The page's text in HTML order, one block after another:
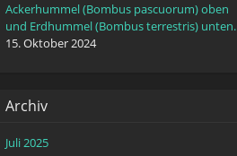
Ackerhummel (Bombus pascuorum) oben
und Erdhummel (Bombus terrestris) unten.
15. Oktober 2024
Archiv
Juli 2025